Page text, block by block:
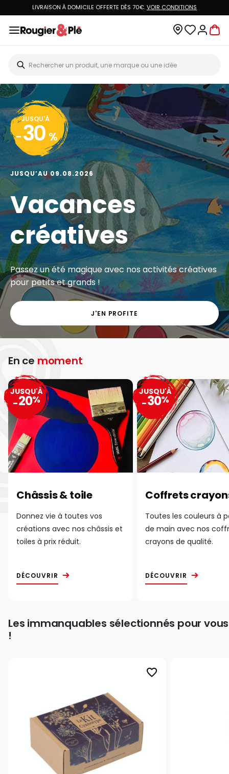
LIVRAISON À DOMICILE OFFERTE DÈS 70€.VOIR CONDITIONS
JUSQU'À
- 30 %
JUSQU’AU 09.08.2026
Vacances
créatives
Passez un été magique avec nos activités créatives
pour petits et grands !
J'EN PROFITE
En ce moment
Châssis & toile
Donnez vie à toutes vos
créations avec nos châssis et
toiles à prix réduit.
DÉCOUVRIR
JUSQU'À
-20%
Coffrets
Toutes les couleurs à
de main avec nos
crayons de qualité.
DÉCOUVRIR
JUSQU'À
-30%
Les immanquables sélectionnés pour vous
!
favorite_border